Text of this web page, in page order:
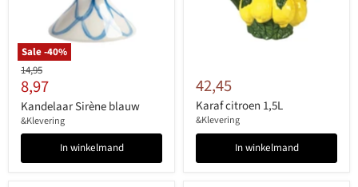
Sale -40%
Originele
prijs
14,95
Huidige
prijs
8,97
Kandelaar Sirène blauw
&Klevering
In winkelmand
42,45
Karaf citroen 1,5L
&Klevering
In winkelmand